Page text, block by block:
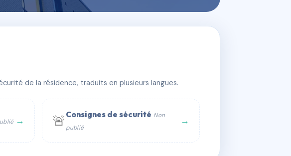
de la résidence, traduits en plusieurs langues.
→ 🚨 Consignes de sécurité Non
publié
→